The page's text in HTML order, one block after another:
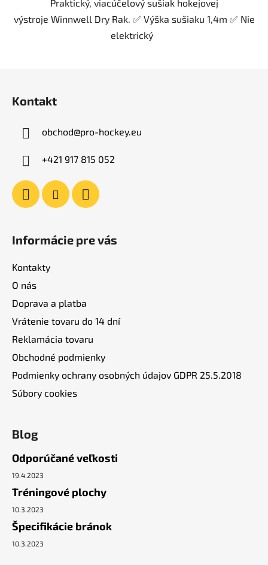
hviezdičiek.
Praktický, viacúčelový sušiak hokejovej
výstroje Winnwell Dry Rak. ✅ Výška sušiaku 1,4m ✅ Nie
elektrický
Kontakt
obchod@pro-hockey.eu
+421 917 815 052
Informácie pre vás
Kontakty
O nás
Doprava a platba
Vrátenie tovaru do 14 dní
Reklamácia tovaru
Obchodné podmienky
Podmienky ochrany osobných údajov GDPR 25.5.2018
Súbory cookies
Blog
Odporúčané veľkosti
19.4.2023
Tréningové plochy
10.3.2023
Špecifikácie bránok
10.3.2023